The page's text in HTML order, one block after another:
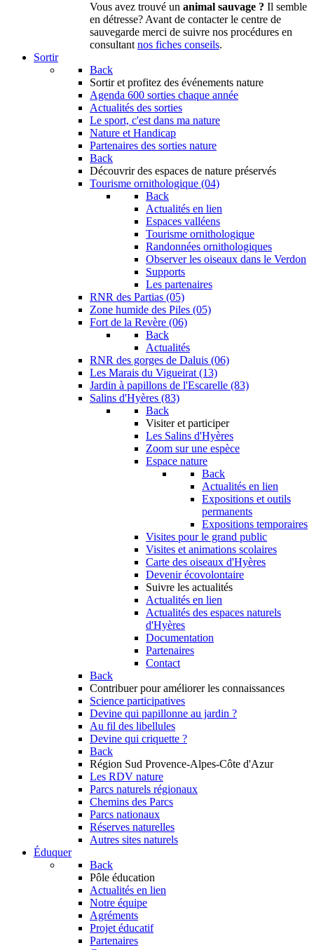
Vous avez trouvé un animal sauvage ? Il semble
en détresse? Avant de contacter le centre de
sauvegarde merci de suivre nos procédures en
consultant nos fiches conseils.
Sortir
Back
Sortir et profitez des événements nature
Agenda 600 sorties chaque année
Actualités des sorties
Le sport, c'est dans ma nature
Nature et Handicap
Partenaires des sorties nature
Back
Découvrir des espaces de nature préservés
Tourisme ornithologique (04)
Back
Actualités en lien
Espaces valléens
Tourisme ornithologique
Randonnées ornithologiques
Observer les oiseaux dans le Verdon
Supports
Les partenaires
RNR des Partias (05)
Zone humide des Piles (05)
Fort de la Revère (06)
Back
Actualités
RNR des gorges de Daluis (06)
Les Marais du Vigueirat (13)
Jardin à papillons de l'Escarelle (83)
Salins d'Hyères (83)
Back
Visiter et participer
Les Salins d'Hyères
Zoom sur une espèce
Espace nature
Back
Actualités en lien
Expositions et outils
permanents
Expositions temporaires
Visites pour le grand public
Visites et animations scolaires
Carte des oiseaux d'Hyères
Devenir écovolontaire
Suivre les actualités
Actualités en lien
Actualités des espaces naturels
d'Hyères
Documentation
Partenaires
Contact
Back
Contribuer pour améliorer les connaissances
Science participatives
Devine qui papillonne au jardin ?
Au fil des libellules
Devine qui criquette ?
Back
Région Sud Provence-Alpes-Côte d'Azur
Les RDV nature
Parcs naturels régionaux
Chemins des Parcs
Parcs nationaux
Réserves naturelles
Autres sites naturels
Éduquer
Back
Pôle éducation
Actualités en lien
Notre équipe
Agréments
Projet éducatif
Partenaires